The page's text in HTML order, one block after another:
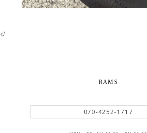
</
RAMS
070-4252-1717